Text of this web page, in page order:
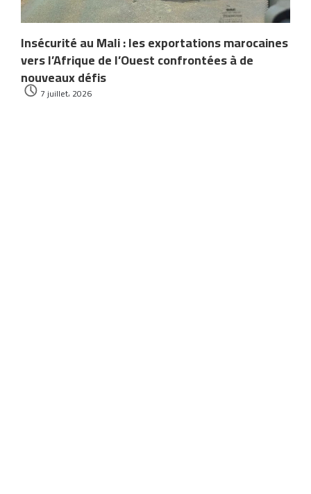
Insécurité au Mali : les exportations marocaines
vers l’Afrique de l’Ouest confrontées à de
nouveaux défis
7 juillet، 2026